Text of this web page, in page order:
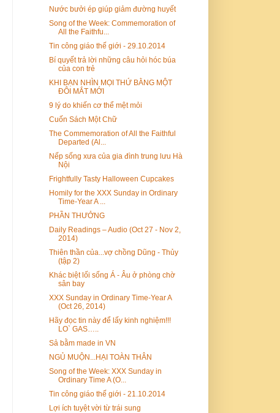
Nước bưởi ép giúp giảm đường huyết
Song of the Week: Commemoration of
All the Faithfu...
Tin công giáo thế giới - 29.10.2014
Bí quyết trả lời những câu hỏi hóc búa
của con trẻ
KHI BẠN NHÌN MỌI THỨ BẰNG MỘT
ĐÔI MẮT MỚI
9 lý do khiến cơ thể mệt mỏi
Cuốn Sách Một Chữ
The Commemoration of All the Faithful
Departed (Al...
Nếp sống xưa của gia đình trung lưu Hà
Nội
Frightfully Tasty Halloween Cupcakes
Homily for the XXX Sunday in Ordinary
Time-Year A ...
PHẦN THƯỞNG
Daily Readings – Audio (Oct 27 - Nov 2,
2014)
Thiên thần của...vợ chồng Dũng - Thủy
(tập 2)
Khác biệt lối sống Á - Âu ở phòng chờ
sân bay
XXX Sunday in Ordinary Time-Year A
(Oct 26, 2014)
Hãy đọc tin này để lấy kinh nghiệm!!!
LO` GAS…..
Sả bằm made in VN
NGỦ MUỘN...HẠI TOÀN THÂN
Song of the Week: XXX Sunday in
Ordinary Time A (O...
Tin công giáo thế giới - 21.10.2014
Lợi ích tuyệt vời từ trái sung